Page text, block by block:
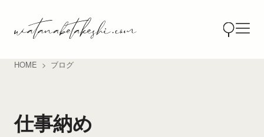
HOME ブログ
仕事納め